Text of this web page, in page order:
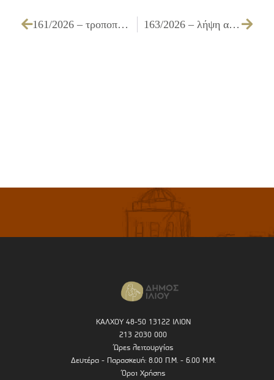
161/2026 – τροποποίηση της υπ αριθ. 91/2026 ΑΔΕ με τίτλο «Προγραμματισμός προσλήψεων έτους 2026 – Αιτήματα για πρόσληψη προσωπικού ιδιωτικού δικαίου ορισμένου χρόνου με κάλυψη της δαπάνης από πιστώσεις υπό τη μορφή αντιτίμου και λοιπών αντικαταβολών» 163/2026 – λήψη απόφασης για την έγκριση α) της υπ’ αριθμ. ΗΛ 01/2026 μελέτης του έργου «Συντήρηση – Επέκταση – Ενίσχυση Ηλεκτροφωτισμού Οδών και Κοινοχρήστων Χώρων ΕΡΓ. Η1/2026», προϋπολογισμού 241.934,31 € (χωρίς Φ.Π.Α.), ήτοι Τεύχη Δημοπράτησης (Τεύχους Τεχνικής Περιγραφής, Προϋπολογισμού Δημοπράτησης, Τιμολογίου Δημοπράτησης, Τεύχους Τεχνικών Προδιαγραφών (Τ.Σ.Υ.), Ε.Σ.Υ., Φ.Α.Υ., Σ.Α.Υ.) και β) τον τρόπο εκτέλεσης της ανάθεσης του έργου «Συντήρηση – Επέκταση – Ενίσχυση Ηλεκτροφωτισμού Οδών και Κοινοχρήστων Χώρων ΕΡΓ. Η1/2026»
ΚΑΛΧΟΥ 48-50 13122 ΙΛΙΟΝ
213 2030 000
Ώρες λειτουργίας
Δευτέρα - Παρασκευή: 8.00 Π.Μ. - 6.00 Μ.Μ.
Όροι Χρήσης